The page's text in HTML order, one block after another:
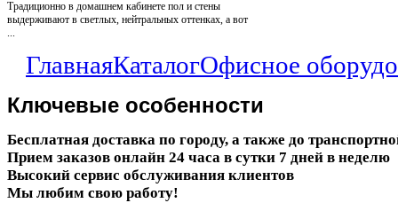
Традиционно в домашнем кабинете пол и стены
выдерживают в светлых, нейтральных оттенках, а вот
...
ГлавнаяКаталогОфисное
Ключевые особенности
Бесплатная доставка по городу, а также до
Прием заказов онлайн 24 часа в сутки 7 дней в неделю
Высокий сервис обслуживания клиентов
Мы любим свою работу!